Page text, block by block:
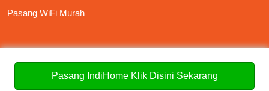
Pasang WiFi Murah
Archives
Pasang IndiHome Klik Disini Sekarang